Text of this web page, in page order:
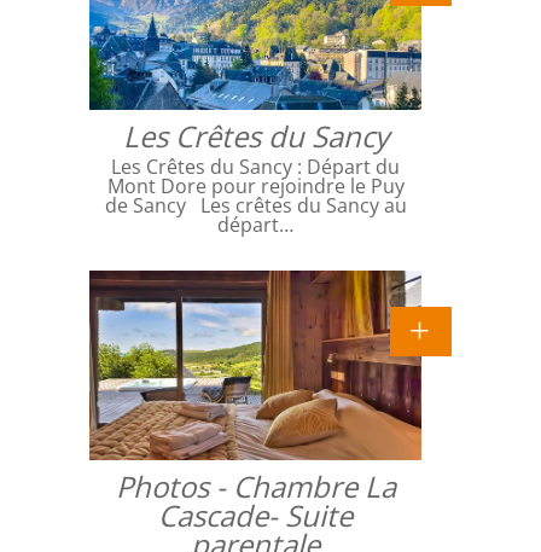
Les Crêtes du Sancy
Les Crêtes du Sancy : Départ du
Mont Dore pour rejoindre le Puy
de Sancy Les crêtes du Sancy au
départ…
Photos - Chambre La
Cascade- Suite